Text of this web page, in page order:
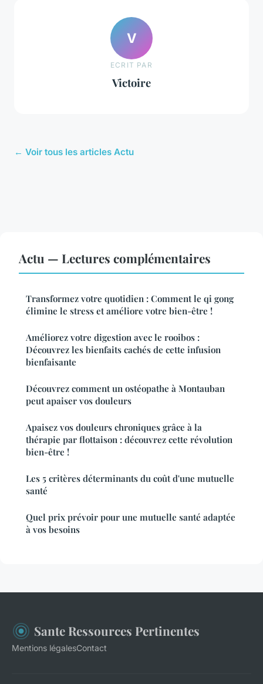
V
ECRIT PAR
Victoire
← Voir tous les articles Actu
Actu — Lectures complémentaires
Transformez votre quotidien : Comment le qi gong
élimine le stress et améliore votre bien-être !
Améliorez votre digestion avec le rooibos :
Découvrez les bienfaits cachés de cette infusion
bienfaisante
Découvrez comment un ostéopathe à Montauban
peut apaiser vos douleurs
Apaisez vos douleurs chroniques grâce à la
thérapie par flottaison : découvrez cette révolution
bien-être !
Les 5 critères déterminants du coût d'une mutuelle
santé
Quel prix prévoir pour une mutuelle santé adaptée
à vos besoins
Sante Ressources Pertinentes
Mentions légalesContact